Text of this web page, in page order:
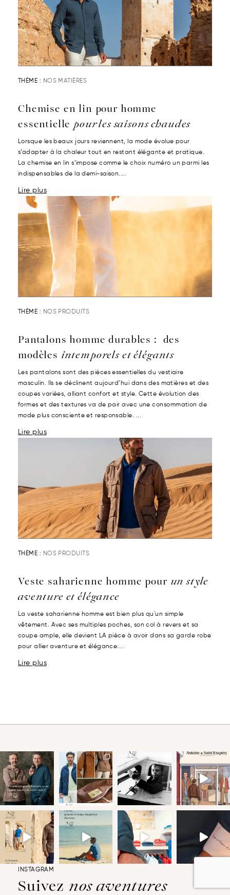
THÈME : NOS MATIÈRES
Chemise en lin pour homme
essentiellepour les saisons chaudes
Lorsque les beaux jours reviennent, la mode évolue pour
s’adapter à la chaleur tout en restant élégante et pratique.
La chemise en lin s’impose comme le choix numéro un parmi les
indispensables de la demi-saison....
Lire plus
THÈME : NOS PRODUITS
Pantalons homme durables : des
modèles intemporels et élégants
Les pantalons sont des pièces essentielles du vestiaire
masculin. Ils se déclinent aujourd’hui dans des matières et des
coupes variées, alliant confort et style. Cette évolution des
formes et des textures va de pair avec une consommation de
mode plus consciente et responsable. ...
Lire plus
THÈME : NOS PRODUITS
Veste saharienne homme pour un style
aventure et élégance
La veste saharienne homme est bien plus qu'un simple
vêtement. Avec ses multiples poches, son col à revers et sa
coupe ample, elle devient LA pièce à avoir dans sa garde robe
pour allier aventure et élégance....
Lire plus
INSTAGRAM
Suivez nos aventures